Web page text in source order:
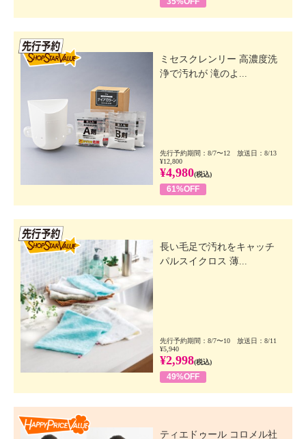
ミセスクレンリー 高濃度洗
浄で汚れが 滝のよ...
先行予約期間：8/7〜12 放送日：8/13
¥12,800
¥4,980(税込)
61%OFF
長い毛足で汚れをキャッチ
パルスイクロス 薄...
先行予約期間：8/7〜10 放送日：8/11
¥5,940
¥2,998(税込)
49%OFF
ティエドゥール コロメル社